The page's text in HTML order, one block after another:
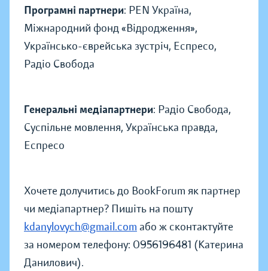
Програмні партнери: PEN Україна,
Міжнародний фонд «Відродження»,
Українсько-єврейська зустріч, Еспресо,
Радіо Свобода
Генеральні медіапартнери: Радіо Свобода,
Суспільне мовлення, Українська правда,
Еспресо
Хочете долучитись до BookForum як партнер
чи медіапартнер? Пишіть на пошту
kdanylovych@gmail.com або ж сконтактуйте
за номером телефону: 0956196481 (Катерина
Данилович).